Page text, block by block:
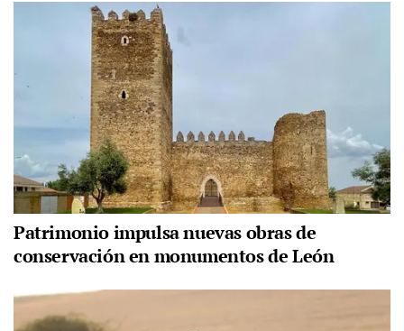
Patrimonio impulsa nuevas obras de
conservación en monumentos de León